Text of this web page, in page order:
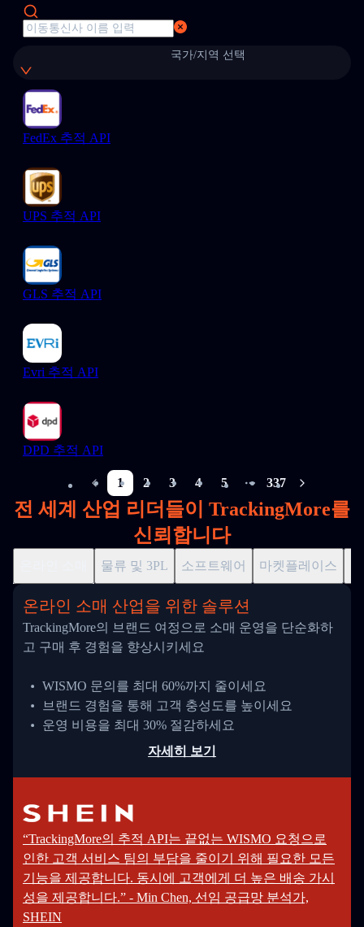
국가/지역 선택
FedEx 추적 API
UPS 추적 API
GLS 추적 API
Evri 추적 API
DPD 추적 API
1 2 3 4 5
More pages
337
전 세계 산업 리더들이 TrackingMore를
신뢰합니다
물류 및 3PL 소프트웨어 마켓플레이스
온라인 소매 산업을 위한 솔루션
TrackingMore의 브랜드 여정으로 소매 운영을 단순화하
고 구매 후 경험을 향상시키세요
WISMO 문의를 최대 60%까지 줄이세요
브랜드 경험을 통해 고객 충성도를 높이세요
운영 비용을 최대 30% 절감하세요
자세히 보기
“TrackingMore의 추적 API는 끝없는 WISMO 요청으로
인한 고객 서비스 팀의 부담을 줄이기 위해 필요한 모든
기능을 제공합니다. 동시에 고객에게 더 높은 배송 가시
성을 제공합니다.” - Min Chen, 선임 공급망 분석가,
SHEIN